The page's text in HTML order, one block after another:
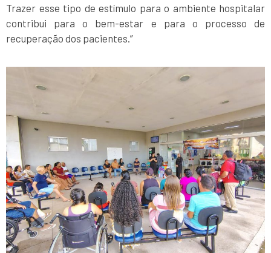
Trazer esse tipo de estímulo para o ambiente hospitalar
contribui para o bem-estar e para o processo de
recuperação dos pacientes.”